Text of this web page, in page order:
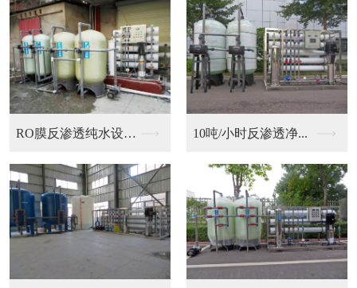
二级反渗透纯化水设备... 10吨/小时反渗透净...